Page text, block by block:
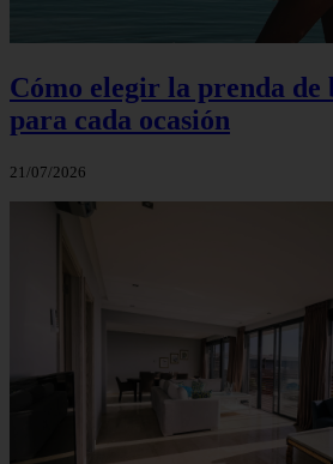
Cómo elegir la prenda de
para cada ocasión
21/07/2026